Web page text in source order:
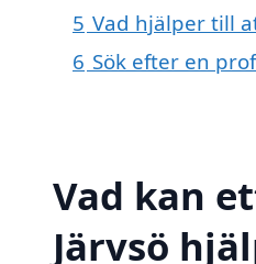
5 Vad hjälper till
6 Sök efter en
Vad kan
Järvsö